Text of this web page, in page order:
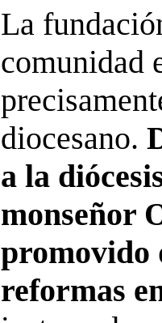
La
comunidad
diocesano.
a la
monseñor
promovido
reformas